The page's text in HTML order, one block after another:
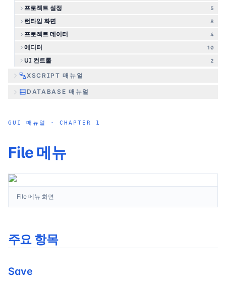
프로젝트 설정 5
런타임 화면 8
프로젝트 데이터 4
에디터 10
UI 컨트롤 2
XSCRIPT 매뉴얼
DATABASE 매뉴얼
GUI 매뉴얼 · CHAPTER 1
File 메뉴
File 메뉴 화면
주요 항목
Save